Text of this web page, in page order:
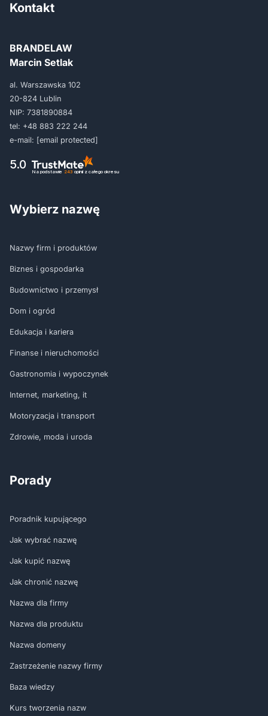
Kontakt
BRANDELAW
Marcin Setlak
al. Warszawska 102
20-824 Lublin
NIP: 7381890884
tel: +48 883 222 244
e-mail: [email protected]
5.0
Na podstawie 243 opinii z całego okresu
Wybierz nazwę
Nazwy firm i produktów
Biznes i gospodarka
Budownictwo i przemysł
Dom i ogród
Edukacja i kariera
Finanse i nieruchomości
Gastronomia i wypoczynek
Internet, marketing, it
Motoryzacja i transport
Zdrowie, moda i uroda
Porady
Poradnik kupującego
Jak wybrać nazwę
Jak kupić nazwę
Jak chronić nazwę
Nazwa dla firmy
Nazwa dla produktu
Nazwa domeny
Zastrzeżenie nazwy firmy
Baza wiedzy
Kurs tworzenia nazw